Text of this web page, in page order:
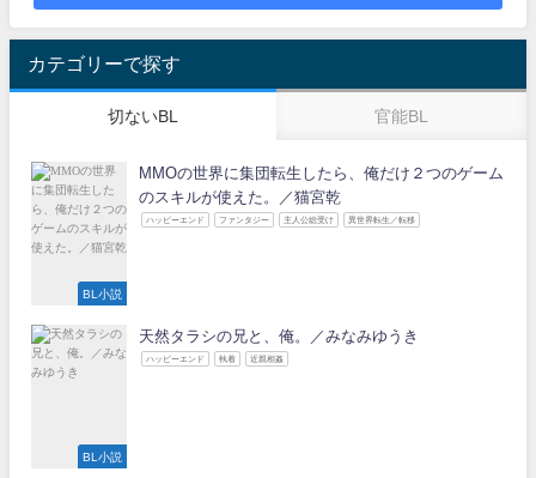
カテゴリーで探す
切ないBL 官能BL
BL小説
MMOの世界に集団転生したら、俺だけ２つのゲーム
のスキルが使えた。／猫宮乾
ハッピーエンド ファンタジー 主人公総受け 異世界転生／転移
BL小説
天然タラシの兄と、俺。／みなみゆうき
ハッピーエンド 執着 近親相姦